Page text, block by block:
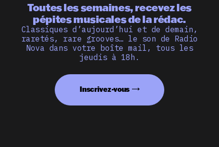
Toutes les semaines, recevez les
pépites musicales de la rédac.
Classiques d’aujourd’hui et de demain,
raretés, rare grooves… le son de Radio
Nova dans votre boîte mail, tous les
jeudis à 18h.
Inscrivez-vous